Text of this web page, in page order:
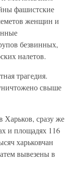
фашистские
женщин и
безвинных,
налетов.
трагедия.
свыше
Харьков, сразу же
и площадях 116
харьковчан
вывезены в